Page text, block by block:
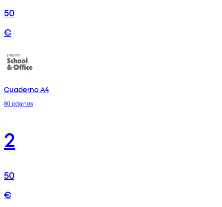
50
€
Cuaderno A4
80 páginas
2
50
€